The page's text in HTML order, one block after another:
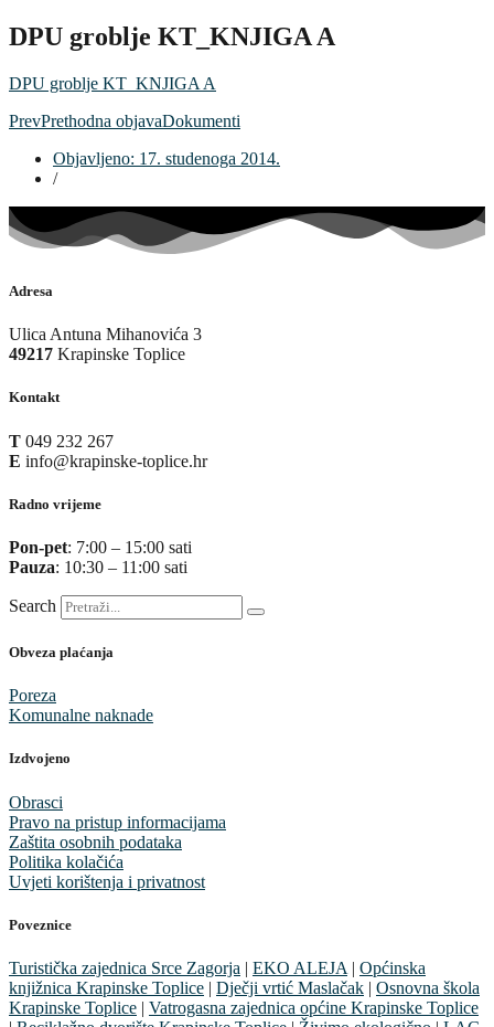
DPU groblje KT_KNJIGA A
DPU groblje KT_KNJIGA A
PrevPrethodna objavaDokumenti
Objavljeno: 17. studenoga 2014.
/
Adresa
Ulica Antuna Mihanovića 3
49217 Krapinske Toplice
Kontakt
T 049 232 267
E info@krapinske-toplice.hr
Radno vrijeme
Pon-pet: 7:00 – 15:00 sati
Pauza: 10:30 – 11:00 sati
Search
Obveza plaćanja
Poreza
Komunalne naknade
Izdvojeno
Obrasci
Pravo na pristup informacijama
Zaštita osobnih podataka
Politika kolačića
Uvjeti korištenja i privatnost
Poveznice
Turistička zajednica Srce Zagorja | EKO ALEJA | Općinska
knjižnica Krapinske Toplice | Dječji vrtić Maslačak | Osnovna škola
Krapinske Toplice | Vatrogasna zajednica općine Krapinske Toplice